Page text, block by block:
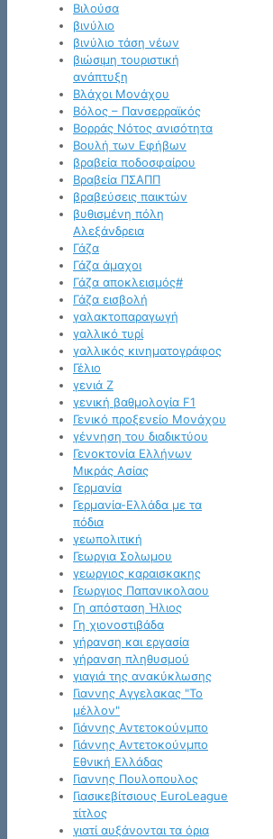
Βιλούσα
βινύλιο
βινύλιο τάση νέων
βιώσιμη τουριστική
ανάπτυξη
Βλάχοι Μονάχου
Βόλος – Πανσερραϊκός
Βορράς Νότος ανισότητα
Βουλή των Εφήβων
βραβεία ποδοσφαίρου
Βραβεία ΠΣΑΠΠ
βραβεύσεις παικτών
βυθισμένη πόλη
Αλεξάνδρεια
Γάζα
Γάζα άμαχοι
Γάζα αποκλεισμός#
Γάζα εισβολή
γαλακτοπαραγωγή
γαλλικό τυρί
γαλλικός κινηματογράφος
Γέλιο
γενιά Z
γενική βαθμολογία F1
Γενικό προξενείο Μονάχου
γέννηση του διαδικτύου
Γενοκτονία Ελλήνων
Μικράς Ασίας
Γερμανία
Γερμανία-Ελλάδα με τα
πόδια
γεωπολιτική
Γεωργια Σολωμου
γεωργιος καραισκακης
Γεωργιος Παπανικολαου
Γη απόσταση Ήλιος
Γη χιονοστιβάδα
γήρανση και εργασία
γήρανση πληθυσμού
γιαγιά της ανακύκλωσης
Γιαννης Αγγελακας "Το
μέλλον"
Γιάννης Αντετοκούνμπο
Γιάννης Αντετοκούνμπο
Εθνική Ελλάδας
Γιαννης Πουλοπουλος
Γιασικεβίτσιους EuroLeague
τίτλος
γιατί αυξάνονται τα όρια